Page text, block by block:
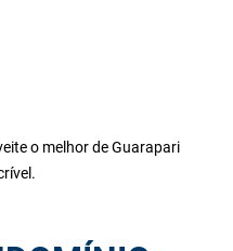
o melhor de Guarapari